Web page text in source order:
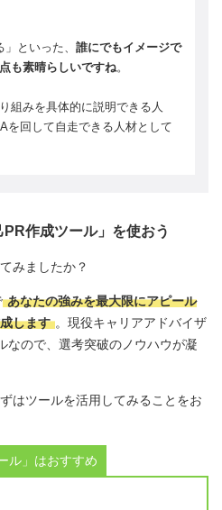
といった、 誰にでもイメージで
も素晴らしいですね。
組みを具体的に説明できる人
を回して自走できる人材として
作成ツール」を使おう
みましたか？
あなたの強みを最大限にアピール
します 。現役キャリアアドバイザ
なので、選考突破のノウハウが凝
はツールを活用してみることをお
ル」はおすすめ